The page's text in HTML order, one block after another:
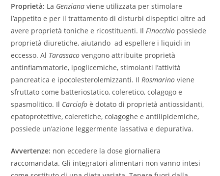
Proprietà: La Genziana viene utilizzata per stimolare
l’appetito e per il trattamento di disturbi dispeptici oltre ad
avere proprietà toniche e ricostituenti. IlFinocchio possiede
proprietà diuretiche, aiutando ad espellere i liquidi in
eccesso. Al Tarassaco vengono attribuite proprietà
antinfiammatorie, ipoglicemiche, stimolanti l’attività
pancreatica e ipocolesterolemizzanti. IlRosmarino viene
sfruttato come batteriostatico, coleretico, colagogo e
spasmolitico. Il Carciofo è dotato di proprietà antiossidanti,
epatoprotettive, coleretiche, colagoghe e antilipidemiche,
possiede un’azione leggermente lassativa e depurativa.
Avvertenze: non eccedere la dose giornaliera
raccomandata. Gli integratori alimentari non vanno intesi